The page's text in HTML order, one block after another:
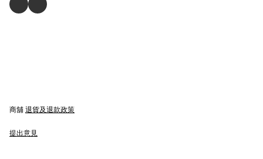
商舖 退貨及退款政策
提出意見